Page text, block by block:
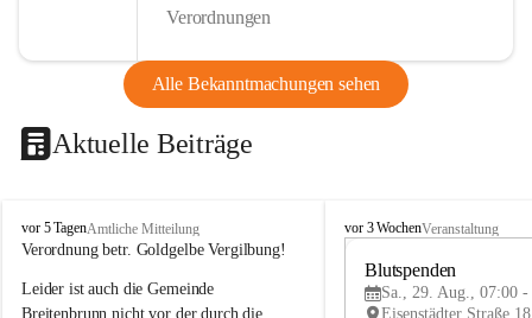
Verordnungen
Alle Bekanntmachungen sehen
Aktuelle Beiträge
B
r
i
vor 5 TagenAmtliche Mitteilung
Verordnung betr. Goldgelbe Vergilbung!
Leider ist auch die Gemeinde
Breitenbrunn nicht vor der durch die
B
vor 3 WochenVeranstaltung
Blutspenden
Sa., 29. Aug., 07:00 -